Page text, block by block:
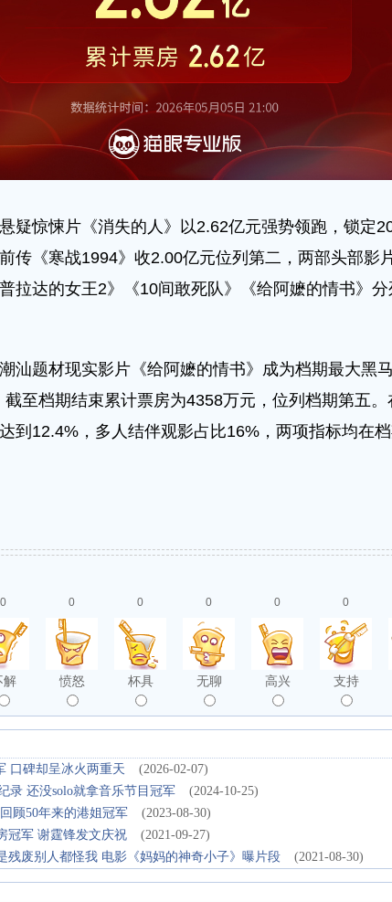
惊悚片《消失的人》以2.62亿元强势领跑，锁定
传《寒战1994》收2.00亿元位列第二，两部头部影
拉达的女王2》《10间敢死队》《给阿嬷的情书》分
题材现实影片《给阿嬷的情书》成为档期最大黑
至档期结束累计票房为4358万元，位列档期第五
到12.4%，多人结伴观影占比16%，两项指标均在
0
解
0
愤怒
0
杯具
0
无聊
0
高兴
0
支持
口碑却呈冰火两重天
(2026-02-07)
录 还没solo就拿音乐节目冠军
(2024-10-25)
顾50年来的港姐冠军
(2023-08-30)
冠军 谢霆锋发文庆祝
(2021-09-27)
残废别人都怪我 电影《妈妈的神奇小子》曝片段
(2021-08-30)